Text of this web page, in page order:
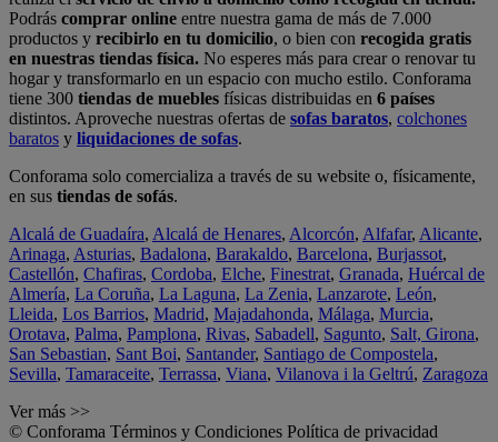
Podrás comprar online entre nuestra gama de más de 7.000
productos y recibirlo en tu domicilio, o bien con recogida gratis
en nuestras tiendas física. No esperes más para crear o renovar tu
hogar y transformarlo en un espacio con mucho estilo. Conforama
tiene 300 tiendas de muebles físicas distribuidas en 6 países
distintos. Aproveche nuestras ofertas de sofas baratos, colchones
baratos y liquidaciones de sofas.
Conforama solo comercializa a través de su website o, físicamente,
en sus tiendas de sofás.
Alcalá de Guadaíra, Alcalá de Henares, Alcorcón, Alfafar, Alicante,
Arinaga, Asturias, Badalona, Barakaldo, Barcelona, Burjassot,
Castellón, Chafiras, Cordoba, Elche, Finestrat, Granada, Huércal de
Almería, La Coruña, La Laguna, La Zenia, Lanzarote, León,
Lleida, Los Barrios, Madrid, Majadahonda, Málaga, Murcia,
Orotava, Palma, Pamplona, Rivas, Sabadell, Sagunto, Salt, Girona,
San Sebastian, Sant Boi, Santander, Santiago de Compostela,
Sevilla, Tamaraceite, Terrassa, Viana, Vilanova i la Geltrú, Zaragoza
Ver más >>
© Conforama Términos y Condiciones Política de privacidad